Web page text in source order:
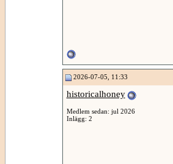
2026-07-05, 11:33
historicalhoney
Medlem sedan: jul 2026
Inlägg: 2